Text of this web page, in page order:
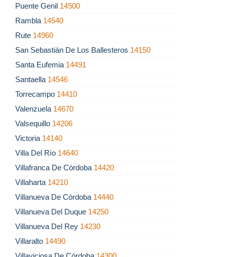
Puente Genil 14500
Rambla 14540
Rute 14960
San Sebastián De Los Ballesteros 14150
Santa Eufemia 14491
Santaella 14546
Torrecampo 14410
Valenzuela 14670
Valsequillo 14206
Victoria 14140
Villa Del Río 14640
Villafranca De Córdoba 14420
Villaharta 14210
Villanueva De Córdoba 14440
Villanueva Del Duque 14250
Villanueva Del Rey 14230
Villaralto 14490